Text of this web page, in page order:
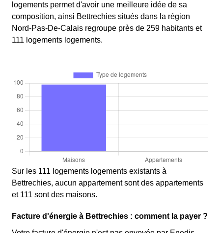
logements permet d'avoir une meilleure idée de sa
composition, ainsi Bettrechies situés dans la région
Nord-Pas-De-Calais regroupe près de 259 habitants et
111 logements logements.
Sur les 111 logements logements existants à
Bettrechies, aucun appartement sont des appartements
et 111 sont des maisons.
Facture d'énergie à Bettrechies : comment la payer ?